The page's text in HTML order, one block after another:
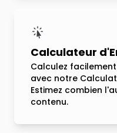
Calculateur
Calculez
avec notre
Estimez combien
contenu.